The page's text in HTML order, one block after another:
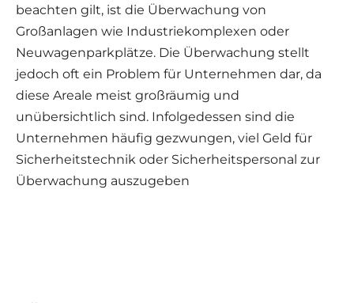
beachten gilt, ist die Überwachung von
Großanlagen wie Industriekomplexen oder
Neuwagenparkplätze. Die Überwachung stellt
jedoch oft ein Problem für Unternehmen dar, da
diese Areale meist großräumig und
unübersichtlich sind. Infolgedessen sind die
Unternehmen häufig gezwungen, viel Geld für
Sicherheitstechnik oder Sicherheitspersonal zur
Überwachung auszugeben